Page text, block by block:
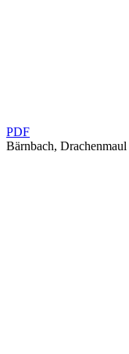
PDF
Bärnbach, Drachenmaul